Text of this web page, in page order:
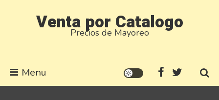
Venta por Catalogo
Precios de Mayoreo
Menu